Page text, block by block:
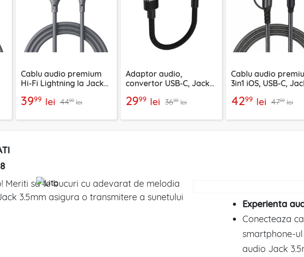
Cablu audio premium
Hi-Fi Lightning la Jack
3999 lei 4499 lei
Adaptor audio,
convertor USB-C, Jack
J12
2999 lei 3699 lei
Cablu audio
3in1 iOS, USB-C,
1m
4299 lei 4799 lei
Meriti sa te bucuri cu adevarat de melodia
3.5mm asigura o transmitere a sunetului
Experienta
Conecteaza
smartphone-
audio Jack